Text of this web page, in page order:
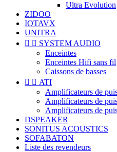
Ultra Evolution
ZIDOO
IOTAVX
UNITRA
  SYSTEM AUDIO
Enceintes
Enceintes Hifi sans fil
Caissons de basses
  ATI
Amplificateurs de
Amplificateurs de
Amplificateurs de
DSPEAKER
SONITUS ACOUSTICS
SOFABATON
Liste des revendeurs